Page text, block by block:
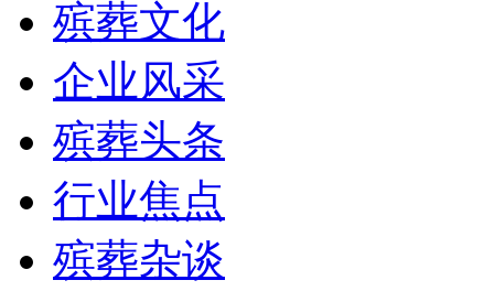
殡葬文化
企业风采
殡葬头条
行业焦点
殡葬杂谈